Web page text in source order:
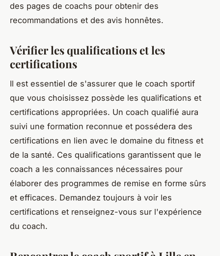
des pages de coachs pour obtenir des
recommandations et des avis honnêtes.
Vérifier les qualifications et les
certifications
Il est essentiel de s'assurer que le coach sportif
que vous choisissez possède les qualifications et
certifications appropriées. Un coach qualifié aura
suivi une formation reconnue et possédera des
certifications en lien avec le domaine du fitness et
de la santé. Ces qualifications garantissent que le
coach a les connaissances nécessaires pour
élaborer des programmes de remise en forme sûrs
et efficaces. Demandez toujours à voir les
certifications et renseignez-vous sur l'expérience
du coach.